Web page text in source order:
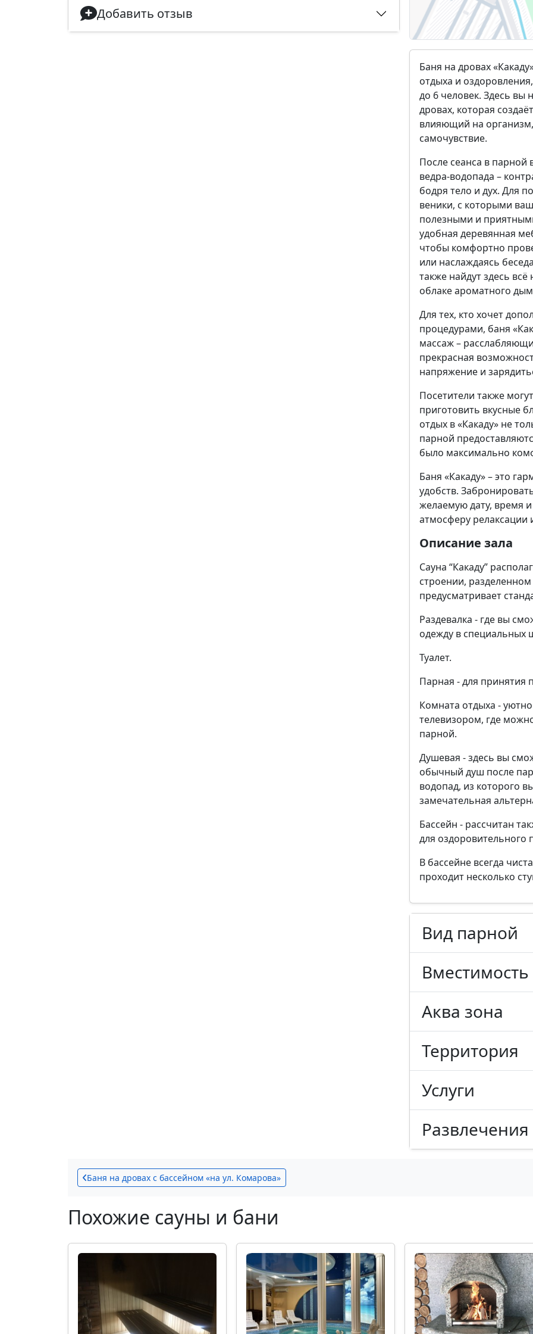
Баня на дровах
отдыха и
до 6 человек. Здесь вы
дровах, которая
влияющий на
самочувствие.
После сеанса в
ведра-водопада –
бодря тело и дух. Для
веники, с которыми
полезными и
удобная деревянная
чтобы комфортно
или наслаждаясь
также найдут здесь
облаке ароматного
Для тех, кто хочет
процедурами, баня
массаж –
прекрасная
напряжение и
Посетители также
приготовить вкусные
отдых в «Какаду» не
парной
было максимально
Баня «Какаду» – это
удобств.
желаемую дату, время и
атмосферу релаксации
Описание зала
Сауна “Какаду”
строении,
предусматривает
Раздевалка - где вы
одежду в специальных
Туалет.
Парная - для принятия
Комната отдыха -
телевизором, где
парной.
Душевая - здесь вы
обычный душ после
водопад, из которого
замечательная
Бассейн - рассчитан
для оздоровительного
В бассейне всегда
проходит несколько
Вид парной
Вместимость
Аква зона
Территория
Услуги
Развлечения
Добавить отзыв
Баня на дровах с бассейном «на ул. Комарова»
Похожие сауны и бани